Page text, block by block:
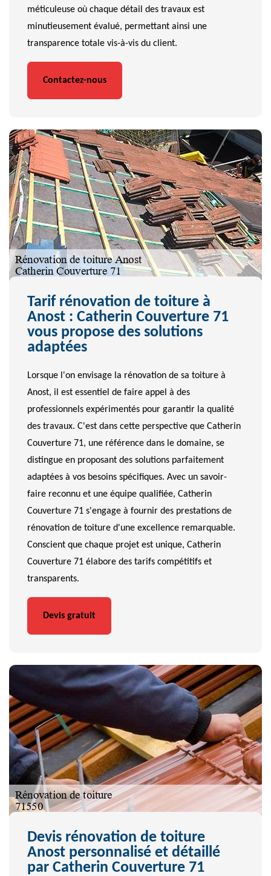
méticuleuse où chaque détail des travaux est
minutieusement évalué, permettant ainsi une
transparence totale vis-à-vis du client.
Contactez-nous
Tarif rénovation de toiture à
Anost : Catherin Couverture 71
vous propose des solutions
adaptées
Lorsque l'on envisage la rénovation de sa toiture à
Anost, il est essentiel de faire appel à des
professionnels expérimentés pour garantir la qualité
des travaux. C'est dans cette perspective que Catherin
Couverture 71, une référence dans le domaine, se
distingue en proposant des solutions parfaitement
adaptées à vos besoins spécifiques. Avec un savoir-
faire reconnu et une équipe qualifiée, Catherin
Couverture 71 s'engage à fournir des prestations de
rénovation de toiture d'une excellence remarquable.
Conscient que chaque projet est unique, Catherin
Couverture 71 élabore des tarifs compétitifs et
transparents.
Devis gratuit
Devis rénovation de toiture
Anost personnalisé et détaillé
par Catherin Couverture 71